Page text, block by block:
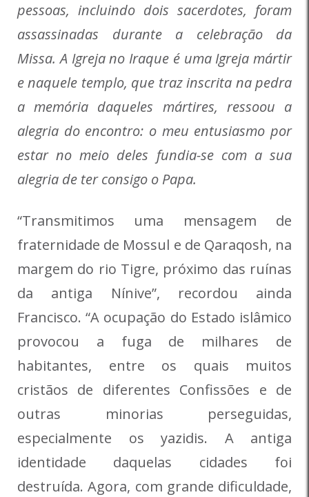
pessoas, incluindo dois sacerdotes, foram
assassinadas durante a celebração da
Missa. A Igreja no Iraque é uma Igreja mártir
e naquele templo, que traz inscrita na pedra
a memória daqueles mártires, ressoou a
alegria do encontro: o meu entusiasmo por
estar no meio deles fundia-se com a sua
alegria de ter consigo o Papa.
“Transmitimos uma mensagem de
fraternidade de Mossul e de Qaraqosh, na
margem do rio Tigre, próximo das ruínas
da antiga Nínive”, recordou ainda
Francisco. “A ocupação do Estado islâmico
provocou a fuga de milhares de
habitantes, entre os quais muitos
cristãos de diferentes Confissões e de
outras minorias perseguidas,
especialmente os yazidis. A antiga
identidade daquelas cidades foi
destruída.Agora, com grande dificuldade,